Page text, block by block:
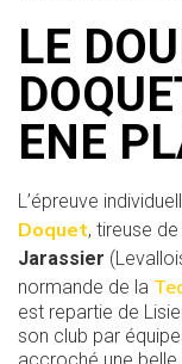
LE
ENE
L’épreuve
Doquet, tireuse
Jarassier
normande de la
est repartie de
son club par